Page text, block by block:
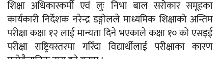
शिक्षा अधिकारकर्मी एवं लुः निभा बाल सरोकार समूहका
कार्यकारी निर्देशक नरेन्द्र डङ्गोलले माध्यमिक शिक्षाको अन्तिम
परीक्षा कक्षा १२ लाई मान्यता दिने भएकाले कक्षा १० को एसइई
परीक्षा राष्ट्रियस्तरमा गरिँदा विद्यार्थीलाई परीक्षाका कारण